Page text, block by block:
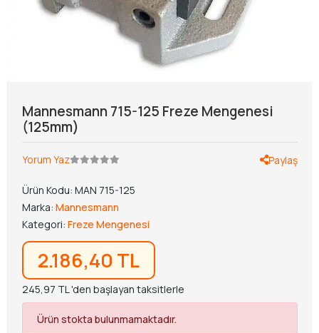
Mannesmann 715-125 Freze Mengenesi
(125mm)
Yorum Yaz Paylaş
Ürün Kodu: MAN 715-125
Marka: Mannesmann
Kategori: Freze Mengenesi
2.186,40 TL
245,97 TL 'den başlayan taksitlerle
Ürün stokta bulunmamaktadır.